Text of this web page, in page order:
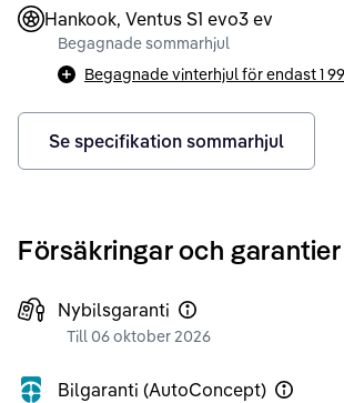
Hankook, Ventus S1 evo3 ev
Begagnade sommarhjul
Begagnade vinterhjul för endast1
Se specifikation sommarhjul
Försäkringar och garantier
Nybilsgaranti
Till 06 oktober 2026
Bilgaranti (AutoConcept)